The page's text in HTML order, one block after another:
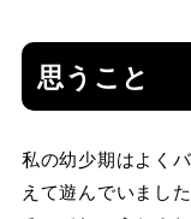
思うこと
私の幼少期はよく
えて遊んでいまし